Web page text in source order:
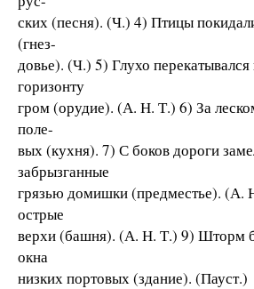
ских (песня). (Ч.) 4) Птицы
(гнез-
довье). (Ч.) 5) Глухо
горизонту
гром (орудие). (А. Н. Т.) 6) За
поле-
вых (кухня). 7) С боков дороги
забрызганные
грязью домишки (предместье). (А.
острые
верхи (башня). (А. Н. Т.) 9) Шторм
окна
низких портовых (здание). (Пауст.)